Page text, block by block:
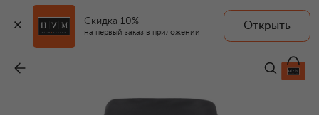
Скидка 10%
на первый заказ в приложении
Открыть
428 000 ₽